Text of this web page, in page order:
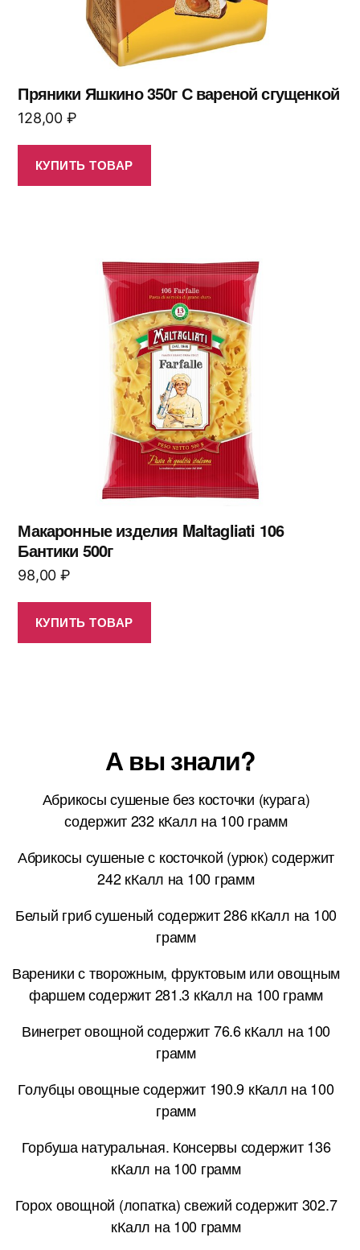
Пряники Яшкино 350г С вареной сгущенкой
128,00 ₽
КУПИТЬ ТОВАР
Макаронные изделия Maltagliati 106
Бантики 500г
98,00 ₽
КУПИТЬ ТОВАР
А вы знали?
Абрикосы сушеные без косточки (курага)
содержит 232 кКалл на 100 грамм
Абрикосы сушеные с косточкой (урюк) содержит
242 кКалл на 100 грамм
Белый гриб сушеный содержит 286 кКалл на 100
грамм
Вареники с творожным, фруктовым или овощным
фаршем содержит 281.3 кКалл на 100 грамм
Винегрет овощной содержит 76.6 кКалл на 100
грамм
Голубцы овощные содержит 190.9 кКалл на 100
грамм
Горбуша натуральная. Консервы содержит 136
кКалл на 100 грамм
Горох овощной (лопатка) свежий содержит 302.7
кКалл на 100 грамм